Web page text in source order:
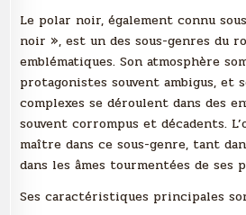
Le polar noir, également connu
noir », est un des sous-genres du
emblématiques. Son atmosphère
protagonistes souvent ambigus, et
complexes se déroulent dans des
souvent corrompus et décadents.
maître dans ce sous-genre, tant
dans les âmes tourmentées de ses
Ses caractéristiques principales